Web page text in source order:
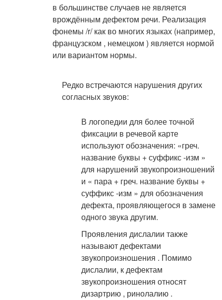
в большинстве случаев не является
врождённым дефектом речи. Реализация
фонемы /r/ как во многих языках (например,
французском , немецком ) является нормой
или вариантом нормы.
Редко встречаются нарушения других
согласных звуков:
В логопедии для более точной
фиксации в речевой карте
используют обозначения: «греч.
название буквы + суффикс -изм »
для нарушений звукопроизношений
и « пара + греч. название буквы +
суффикс -изм » для обозначения
дефекта, проявляющегося в замене
одного звука другим.
Проявления дислалии также
называют дефектами
звукопроизношения . Помимо
дислалии, к дефектам
звукопроизношения относят
дизартрию , ринолалию .